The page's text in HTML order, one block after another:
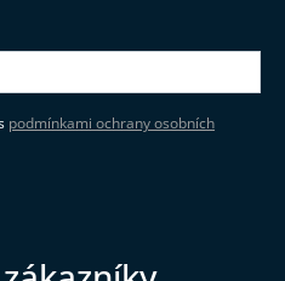
podmínkami ochrany osobních